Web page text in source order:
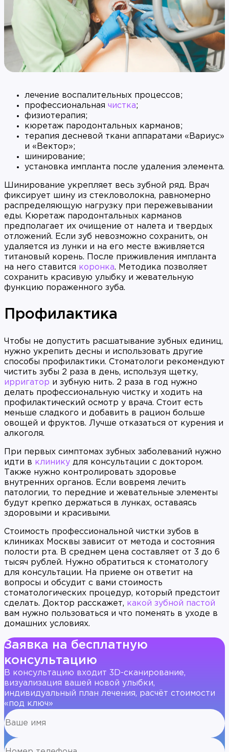
лечение воспалительных процессов;
профессиональная чистка;
физиотерапия;
кюретаж пародонтальных карманов;
терапия десневой ткани аппаратами «Вариус»
и «Вектор»;
шинирование;
установка импланта после удаления элемента.
Шинирование укрепляет весь зубной ряд. Врач
фиксирует шину из стекловолокна, равномерно
распределяющую нагрузку при пережевывании
еды. Кюретаж пародонтальных карманов
предполагает их очищение от налета и твердых
отложений. Если зуб невозможно сохранить, он
удаляется из лунки и на его месте вживляется
титановый корень. После приживления импланта
на него ставится коронка. Методика позволяет
сохранить красивую улыбку и жевательную
функцию пораженного зуба.
Профилактика
Чтобы не допустить расшатывание зубных единиц,
нужно укрепить десны и использовать другие
способы профилактики. Стоматологи рекомендуют
чистить зубы 2 раза в день, используя щетку,
ирригатор и зубную нить. 2 раза в год нужно
делать профессиональную чистку и ходить на
профилактический осмотр у врача. Стоит есть
меньше сладкого и добавить в рацион больше
овощей и фруктов. Лучше отказаться от курения и
алкоголя.
При первых симптомах зубных заболеваний нужно
идти в клинику для консультации с доктором.
Также нужно контролировать здоровье
внутренних органов. Если вовремя лечить
патологии, то передние и жевательные элементы
будут крепко держаться в лунках, оставаясь
здоровыми и красивыми.
Стоимость профессиональной чистки зубов в
клиниках Москвы зависит от метода и состояния
полости рта. В среднем цена составляет от 3 до 6
тысяч рублей. Нужно обратиться к стоматологу
для консультации. На приеме он ответит на
вопросы и обсудит с вами стоимость
стоматологических процедур, который предстоит
сделать. Доктор расскажет, какой зубной пастой
вам нужно пользоваться и что поменять в уходе в
домашних условиях.
Заявка на бесплатную
консультацию
В консультацию входит 3D-сканирование,
визуализация вашей новой улыбки,
индивидуальный план лечения, расчёт стоимости
«под ключ»